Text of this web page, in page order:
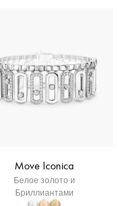
Move Iconica
Белое золото и
Бриллиантами